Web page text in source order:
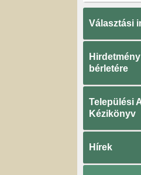
Választási
bérletére
Települési
Kézikönyv
Hírek